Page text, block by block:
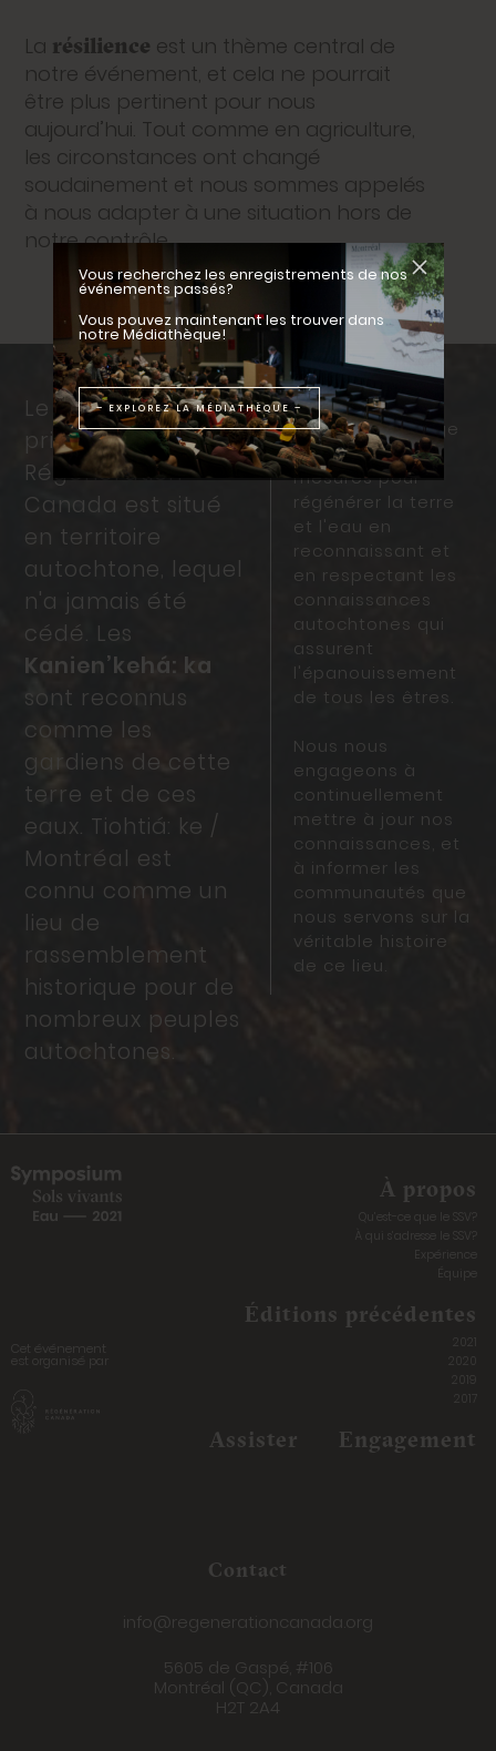
La résilience est un thème central de
notre événement, et cela ne pourrait
être plus pertinent pour nous
aujourd’hui. Tout comme en agriculture,
les circonstances ont changé
soudainement et nous sommes appelés
à nous adapter à une situation hors de
notre contrôle.
Le bureau
principal de
Régénération
Canada est situé
en territoire
autochtone, lequel
n'a jamais été
cédé. Les
Kanien’kehá: ka
sont reconnus
comme les
gardiens de cette
terre et de ces
eaux. Tiohtiá: ke /
Montréal est
connu comme un
lieu de
rassemblement
historique pour de
nombreux peuples
autochtones.
Régénération
Canada s'engage
à prendre des
mesures pour
régénérer la terre
et l'eau en
reconnaissant et
en respectant les
connaissances
autochtones qui
assurent
l'épanouissement
de tous les êtres.
Nous nous
engageons à
continuellement
mettre à jour nos
connaissances, et
à informer les
communautés que
nous servons sur la
véritable histoire
de ce lieu.
Cet événement
est organisé par
À propos
Qu’est-ce que le SSV?
À qui s’adresse le SSV?
Expérience
Éditions précédentes
2017
Engagement
Assister
Contact
info@regenerationcanada.org
5605 de Gaspé, #106
Montréal (QC), Canada
H2T 2A4
Vous recherchez les enregistrements de nos
événements passés?
Vous pouvez maintenant les trouver dans
notre Médiathèque!
– EXPLOREZ LA MÉDIATHÈQUE –